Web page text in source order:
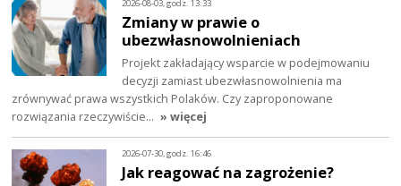
2026-08-03, godz. 13:33
Zmiany w prawie o
ubezwłasnowolnieniach
Projekt zakładający wsparcie w podejmowaniu
decyzji zamiast ubezwłasnowolnienia ma
zrównywać prawa wszystkich Polaków. Czy zaproponowane
rozwiązania rzeczywiście… » więcej
2026-07-30, godz. 16:46
Jak reagować na zagrożenie?